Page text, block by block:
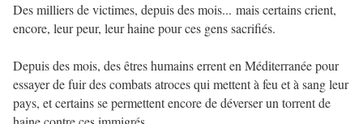
Des milliers de victimes, depuis des mois... mais certains crient,
encore, leur peur, leur haine pour ces gens sacrifiés.
Depuis des mois, des êtres humains errent en Méditerranée pour
essayer de fuir des combats atroces qui mettent à feu et à sang leur
pays, et certains se permettent encore de déverser un torrent de